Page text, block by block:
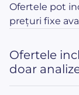
Ofertele pot
prețuri fixe
Ofertele
doar